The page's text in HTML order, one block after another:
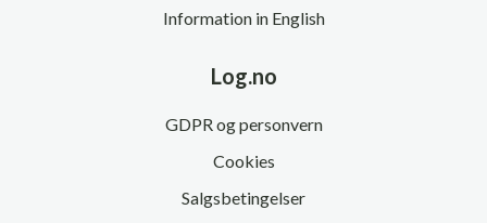
Information in English
Log.no
GDPR og personvern
Cookies
Salgsbetingelser